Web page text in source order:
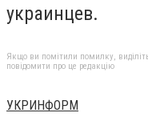
украинцев.
Якщо ви помітили помилку,
повідомити про це редакцію
УКРИНФОРМ